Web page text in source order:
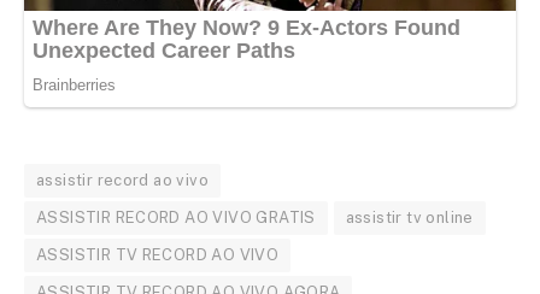
assistir record ao vivo
ASSISTIR RECORD AO VIVO GRATIS assistir tv online
ASSISTIR TV RECORD AO VIVO